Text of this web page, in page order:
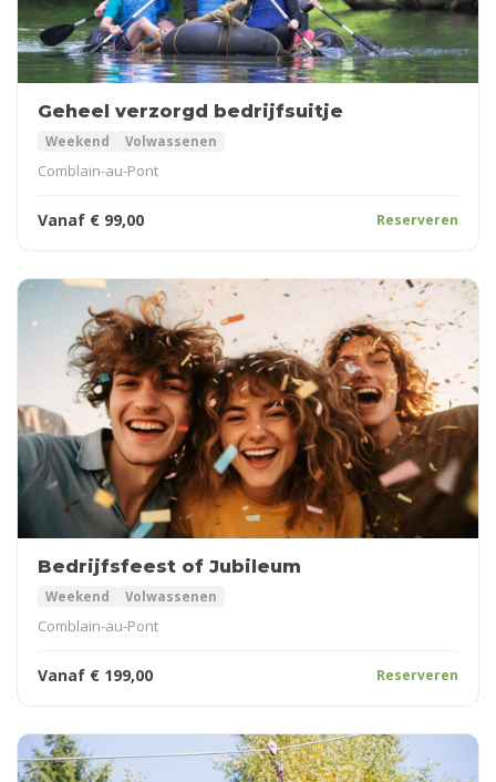
Geheel verzorgd bedrijfsuitje
Weekend Volwassenen
Comblain-au-Pont
Vanaf € 99,00 Reserveren
Bedrijfsfeest of Jubileum
Weekend Volwassenen
Comblain-au-Pont
Vanaf € 199,00 Reserveren